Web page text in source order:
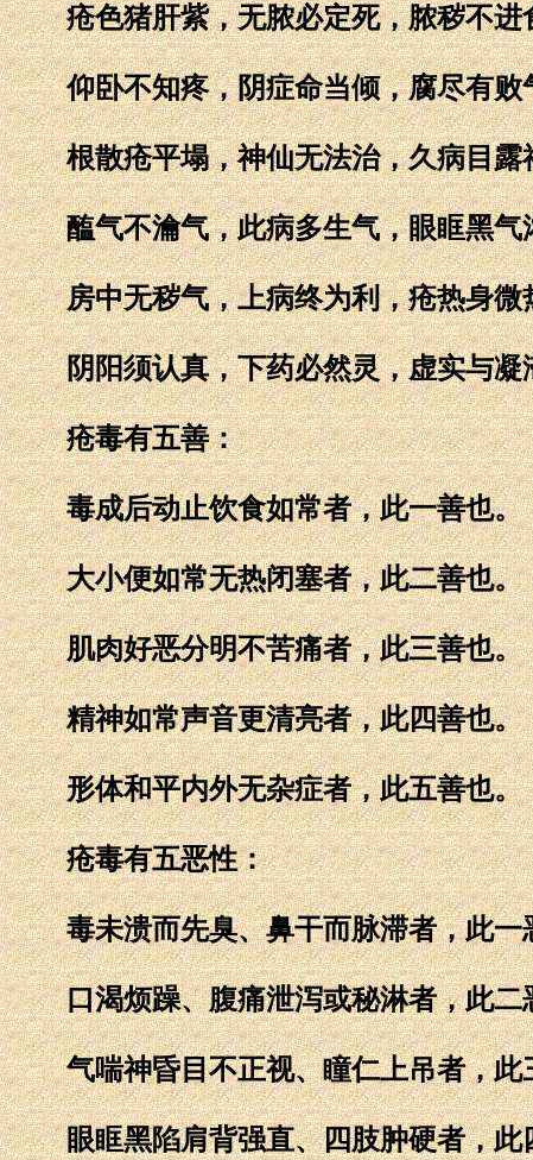
疮色猪肝紫，无脓必定死，脓秽不进
仰卧不知疼，阴症命当倾，腐尽有败
根散疮平塌，神仙无法治，久病目露
醢气不瀹气，此病多生气，眼眶黑气
房中无秽气，上病终为利，疮热身微
阴阳须认真，下药必然灵，虚实与凝
疮毒有五善：
毒成后动止饮食如常者，此一善也。
大小便如常无热闭塞者，此二善也。
肌肉好恶分明不苦痛者，此三善也。
精神如常声音更清亮者，此四善也。
形体和平内外无杂症者，此五善也。
疮毒有五恶性：
毒未溃而先臭、鼻干而脉滞者，此一
口渴烦躁、腹痛泄泻或秘淋者，此二
气喘神昏目不正视、瞳仁上吊者，此
眼眶黑陷肩背强直、四肢肿硬者，此